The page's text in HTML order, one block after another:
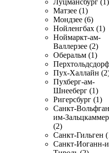
Луцмансбург (1)
Матзее (1)
Мондзее (6)
Нойленгбах (1)
Ноймаркт-ам-
Валлерзее (2)
Оберальм (1)
Пух-Халлайн
Пухберг-ам-
Шнееберг (1)
Ригерсбург (1)
Санкт-
им-
(2)
Санкт-Гильген
Санкт-Иоганн-